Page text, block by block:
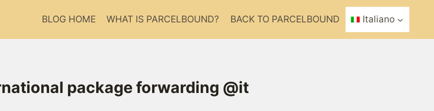
BLOG HOME WHAT IS PARCELBOUND? BACK TO PARCELBOUND Italiano
package forwarding @it